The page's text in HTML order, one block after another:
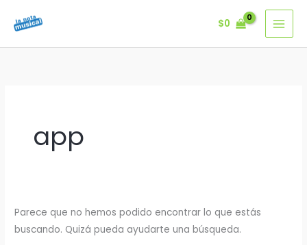
$0
app
Parece que no hemos podido encontrar lo que estás
buscando. Quizá pueda ayudarte una búsqueda.